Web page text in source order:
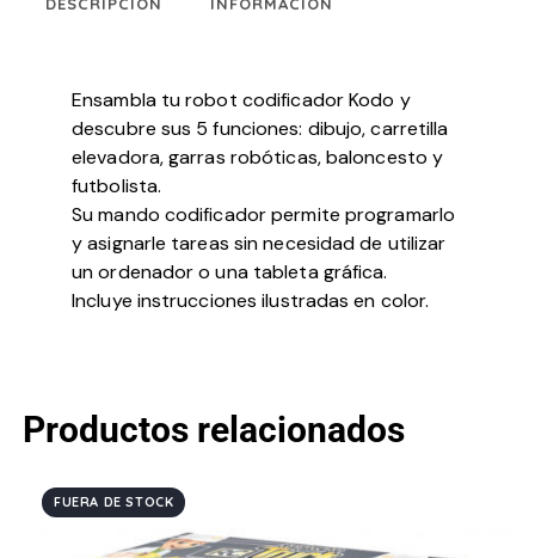
Ensambla tu robot codificador Kodo y
descubre sus 5 funciones: dibujo, carretilla
elevadora, garras robóticas, baloncesto y
futbolista.
Su mando codificador permite programarlo
y asignarle tareas sin necesidad de utilizar
un ordenador o una tableta gráfica.
Incluye instrucciones ilustradas en color.
Productos relacionados
FUERA DE STOCK